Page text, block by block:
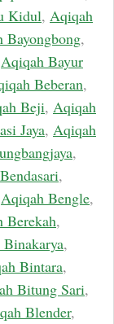
Kidul, Aqiqah
Bayongbong,
Aqiqah Bayur
Beberan,
Beji, Aqiqah
Jaya, Aqiqah
,
,
Aqiqah Bengle,
Berekah,
,
Bintara,
Bitung Sari,
Blender,